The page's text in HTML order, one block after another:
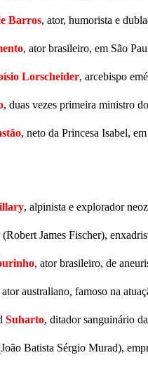
Barros, ator, humorista e
, ator brasileiro, em São
Lorscheider, arcebispo
, duas vezes primeira ministro
, neto da Princesa Isabel,
, alpinista e explorador
(Robert James Fischer),
, ator brasileiro, de
ator australiano, famoso na
Suharto, ditador sanguinário
Batista Sérgio Murad),